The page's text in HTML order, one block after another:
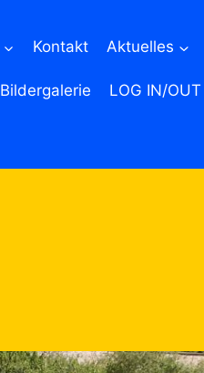
Kontakt Aktuelles
Bildergalerie LOG IN/OUT